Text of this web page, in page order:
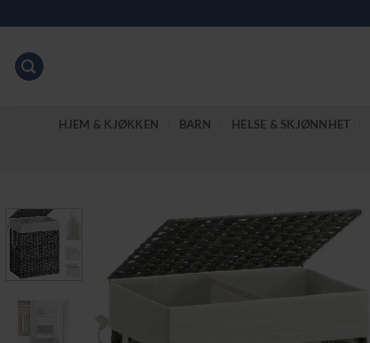
to
content
HJEM & KJØKKEN BARN HELSE & SKJØNNHET